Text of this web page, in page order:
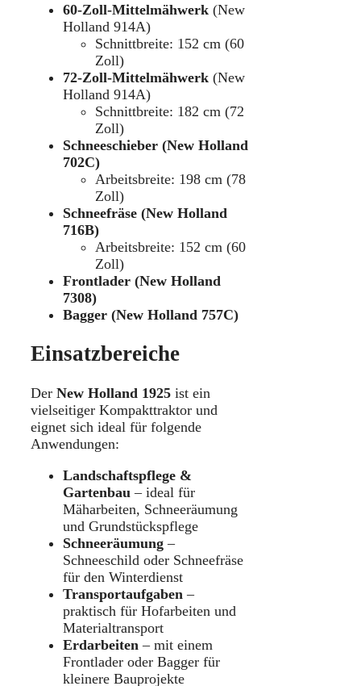
60-Zoll-Mittelmähwerk (New
Holland 914A)
Schnittbreite: 152 cm (60
Zoll)
72-Zoll-Mittelmähwerk (New
Holland 914A)
Schnittbreite: 182 cm (72
Zoll)
Schneeschieber (New Holland
702C)
Arbeitsbreite: 198 cm (78
Zoll)
Schneefräse (New Holland
716B)
Arbeitsbreite: 152 cm (60
Zoll)
Frontlader (New Holland
7308)
Bagger (New Holland 757C)
Einsatzbereiche
Der New Holland 1925 ist ein
vielseitiger Kompakttraktor und
eignet sich ideal für folgende
Anwendungen:
Landschaftspflege &
Gartenbau – ideal für
Mäharbeiten, Schneeräumung
und Grundstückspflege
Schneeräumung –
Schneeschild oder Schneefräse
für den Winterdienst
Transportaufgaben –
praktisch für Hofarbeiten und
Materialtransport
Erdarbeiten – mit einem
Frontlader oder Bagger für
kleinere Bauprojekte